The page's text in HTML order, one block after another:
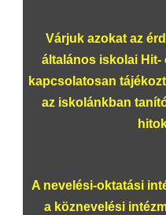
Várjuk azokat az
általános iskolai Hit-
kapcsolatosan
az iskolánkban
A nevelési-oktatási
a köznevelési